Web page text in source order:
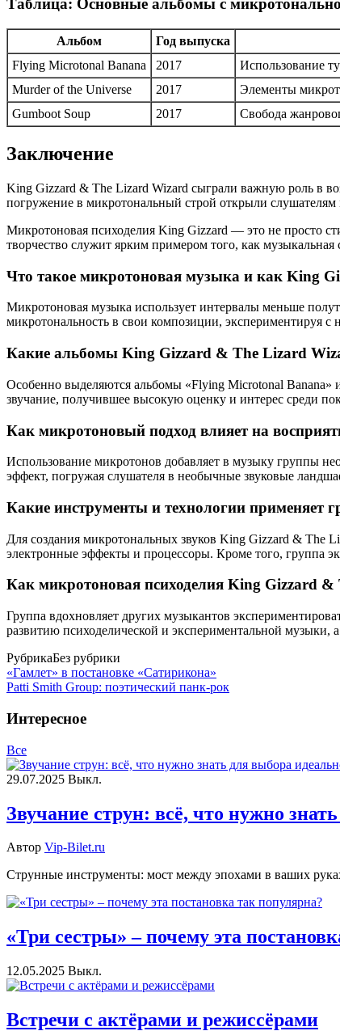
Таблица: Основные альбомы с
Альбом Год выпуска
Flying Microtonal Banana
2017
Использование
Murder of the Universe
2017
Элементы
Gumboot Soup
2017 Свобода
Заключение
King Gizzard & The Lizard Wizard сыграли важную роль в
погружение в микротональный строй открыли
Микротоновая психоделия King Gizzard — это не просто
творчество служит ярким примером того, как
Что такое микротоновая музыка и как King
Микротоновая музыка использует интервалы меньше
микротональность в свои композиции, экспериментируя с
Какие альбомы King Gizzard & The Lizard
Особенно выделяются альбомы «Flying Microtonal Banana»
звучание, получившее высокую оценку и интерес среди
Как микротоновый подход влияет на
Использование микротонов добавляет в музыку группы
эффект, погружая слушателя в необычные звуковые
Какие инструменты и технологии применяет
Для создания микротональных звуков King Gizzard & The
электронные эффекты и процессоры. Кроме того, группа
Как микротоновая психоделия King Gizzard
Группа вдохновляет других музыкантов
развитию психоделической и экспериментальной
РубрикаБез рубрики
«Гамлет» в постановке «Сатирикона»
Patti Smith Group: поэтический панк-рок
Интересное
Все
29.07.2025 Выкл.
Звучание струн: всё, что нужно
Автор Vip-Bilet.ru
Струнные инструменты: мост между эпохами в ваших
«Три сестры» – почему эта
12.05.2025 Выкл.
Встречи с актёрами и режиссёрами